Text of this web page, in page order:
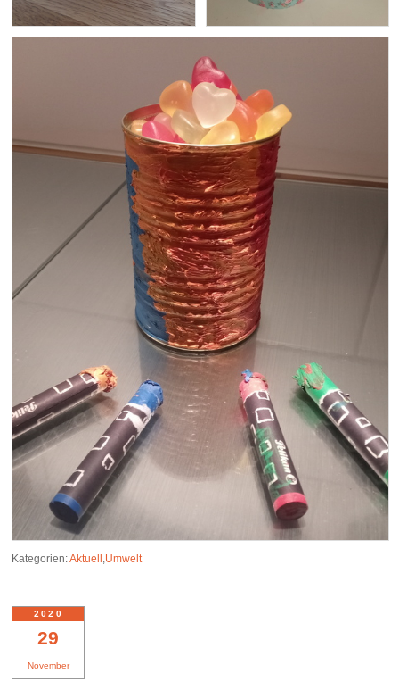
Kategorien:Aktuell ,Umwelt
29
November
2020